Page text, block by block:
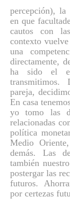
percepción), la
en que
cautos con
contexto
una
directamente,
ha sido el
transmitimos.
pareja,
En casa
yo tomo las
relacionadas
política
Medio
demás. Las
también
postergar las
futuros.
por certezas